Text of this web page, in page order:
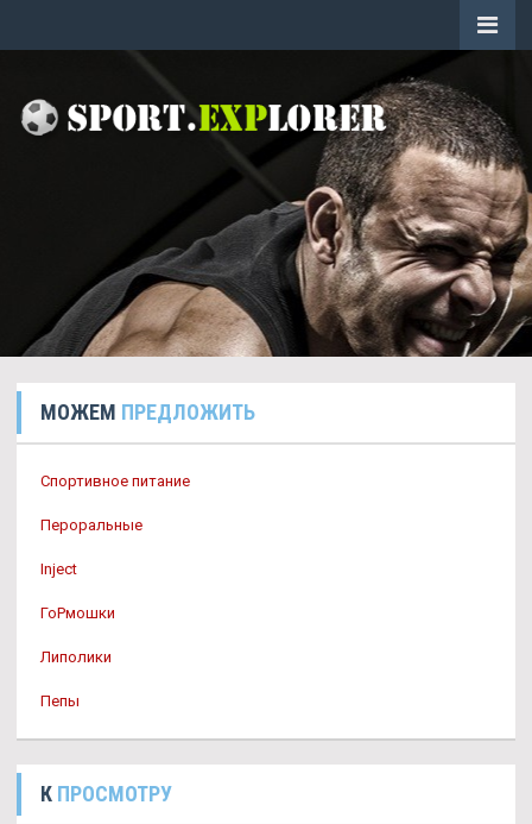
МОЖЕМ ПРЕДЛОЖИТЬ
Спортивное питание
Пероральные
Inject
ГоРмошки
Липолики
Пепы
К ПРОСМОТРУ